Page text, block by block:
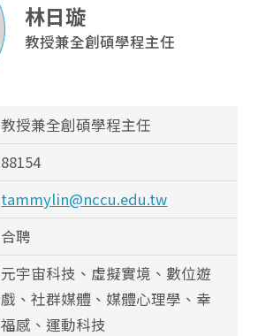
林日璇
教授兼全創碩學程主任
教授兼全創碩學程主任
88154
tammylin@nccu.edu.tw
合聘
元宇宙科技、虛擬實境、數位遊
戲、社群媒體、媒體心理學、幸
福感、運動科技